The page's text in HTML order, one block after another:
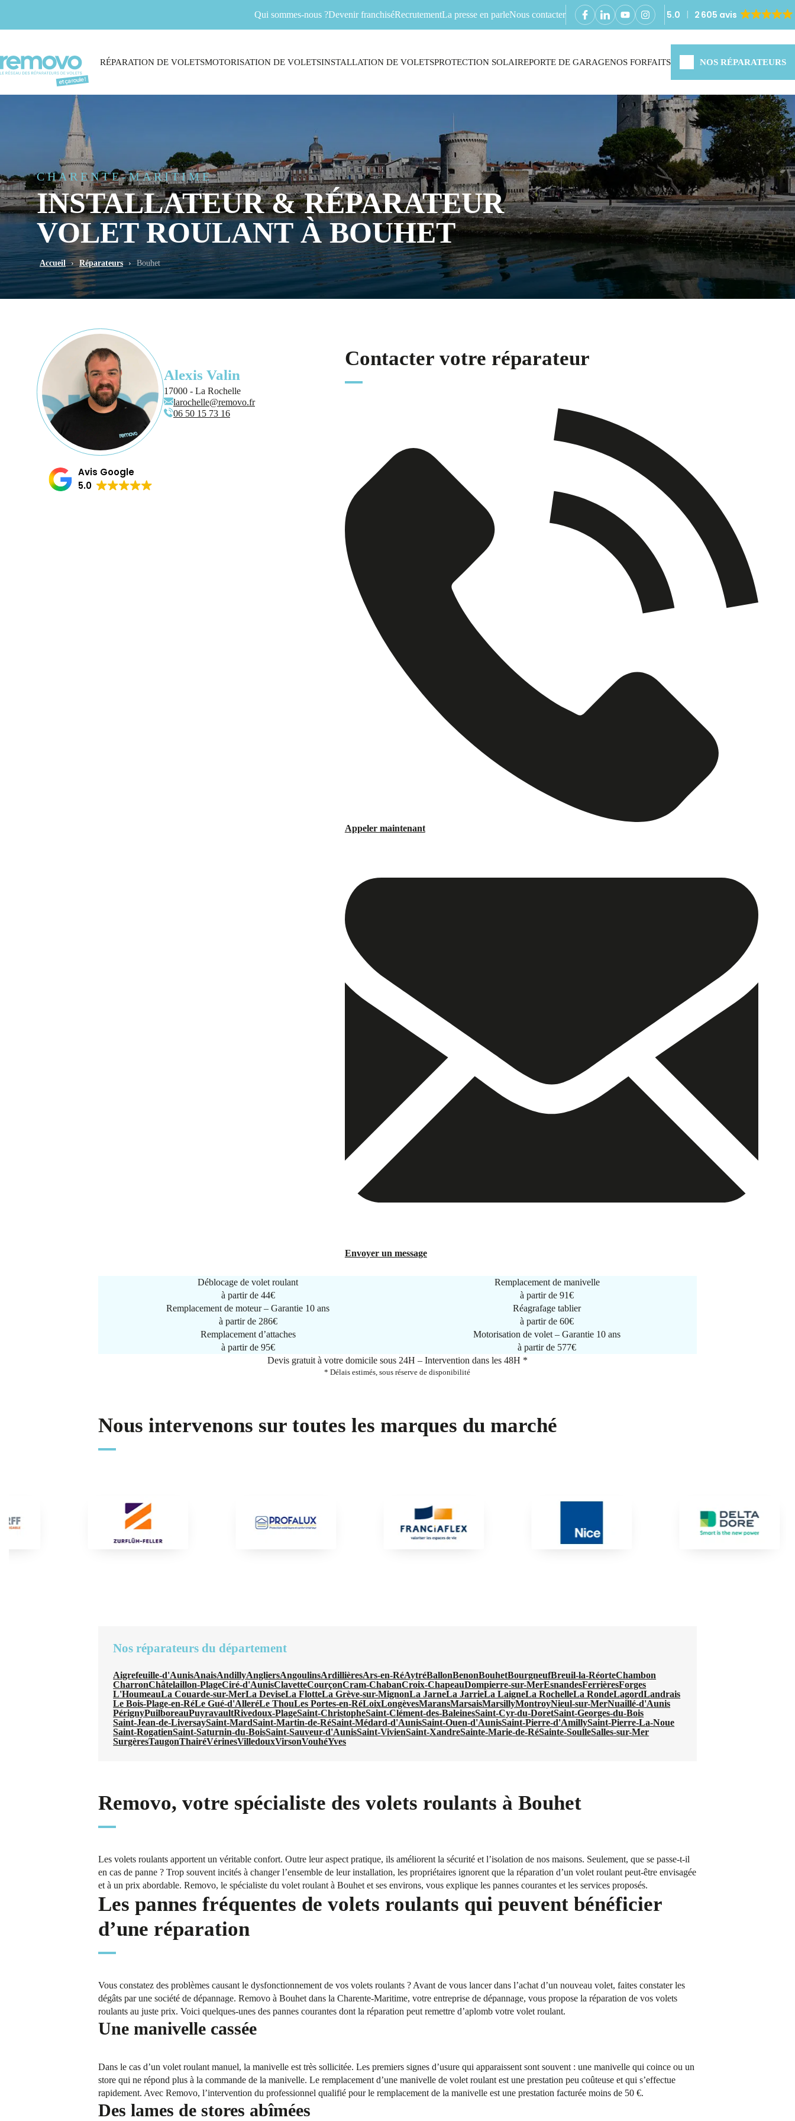
Qui sommes-nous ?Devenir franchiséRecrutementLa presse en parleNous contacter 5.0 2 605 avis
RÉPARATION DE VOLETSMOTORISATION DE VOLETSINSTALLATION DE VOLETSPROTECTION SOLAIREPORTE DE GARAGENOS FORFAITS NOS RÉPARATEURS
CHARENTE-MARITIME
INSTALLATEUR & RÉPARATEUR
VOLET ROULANT À BOUHET
Accueil › Réparateurs › Bouhet
Alexis Valin
17000 - La Rochelle
larochelle@removo.fr
06 50 15 73 16
Avis Google
5.0
Contacter votre réparateur
Appeler maintenant
Envoyer un message
Déblocage de volet roulant
à partir de 44€
Remplacement de manivelle
à partir de91€
Remplacement de moteur – Garantie 10 ans
à partir de 286€
Réagrafage tablier
à partir de60€
Remplacement d’attaches
à partir de 95€
Motorisation de volet – Garantie 10 ans
à partir de 577€
Devis gratuit à votre domicile sous 24H – Intervention dans les 48H *
* Délais estimés, sous réserve de disponibilité
Nous intervenons sur toutes les marques du marché
Nos réparateurs du département
Aigrefeuille-d'AunisAnaisAndillyAngliersAngoulinsArdillièresArs-en-RéAytréBallonBenonBouhetBourgneufBreuil-la-RéorteChambon
CharronChâtelaillon-PlageCiré-d'AunisClavetteCourçonCram-ChabanCroix-ChapeauDompierre-sur-MerEsnandesFerrièresForges
L'HoumeauLa Couarde-sur-MerLa DeviseLa FlotteLa Grève-sur-MignonLa JarneLa JarrieLa LaigneLa RochelleLa RondeLagordLandrais
Le Bois-Plage-en-RéLe Gué-d'AlleréLe ThouLes Portes-en-RéLoixLongèvesMaransMarsaisMarsillyMontroyNieul-sur-MerNuaillé-d'Aunis
PérignyPuilboreauPuyravaultRivedoux-PlageSaint-ChristopheSaint-Clément-des-BaleinesSaint-Cyr-du-DoretSaint-Georges-du-Bois
Saint-Jean-de-LiversaySaint-MardSaint-Martin-de-RéSaint-Médard-d'AunisSaint-Ouen-d'AunisSaint-Pierre-d'AmillySaint-Pierre-La-Noue
Saint-RogatienSaint-Saturnin-du-BoisSaint-Sauveur-d'AunisSaint-VivienSaint-XandreSainte-Marie-de-RéSainte-SoulleSalles-sur-Mer
SurgèresTaugonThairéVérinesVilledouxVirsonVouhéYves
Removo, votre spécialiste des volets roulants à Bouhet
Les volets roulants apportent un véritable confort. Outre leur aspect pratique, ils améliorent la sécurité et l’isolation de nos maisons. Seulement, que se passe-t-il
en cas de panne ? Trop souvent incités à changer l’ensemble de leur installation, les propriétaires ignorent que la réparation d’un volet roulant peut-être envisagée
et à un prix abordable. Removo, le spécialiste du volet roulant à Bouhet et ses environs, vous explique les pannes courantes et les services proposés.
Les pannes fréquentes de volets roulants qui peuvent bénéficier
d’une réparation
Vous constatez des problèmes causant le dysfonctionnement de vos volets roulants ? Avant de vous lancer dans l’achat d’un nouveau volet, faites constater les
dégâts par une société de dépannage. Removo à Bouhet dans la Charente-Maritime, votre entreprise de dépannage, vous propose la réparation de vos volets
roulants au juste prix. Voici quelques-unes des pannes courantes dont la réparation peut remettre d’aplomb votre volet roulant.
Une manivelle cassée
Dans le cas d’un volet roulant manuel, la manivelle est très sollicitée. Les premiers signes d’usure qui apparaissent sont souvent : une manivelle qui coince ou un
store qui ne répond plus à la commande de la manivelle. Le remplacement d’une manivelle de volet roulant est une prestation peu coûteuse et qui s’effectue
rapidement. Avec Removo, l’intervention du professionnel qualifié pour le remplacement de la manivelle est une prestation facturée moins de 50 €.
Des lames de stores abîmées